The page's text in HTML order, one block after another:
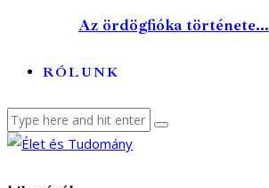
Az ördögfióka története...
RÓLUNK